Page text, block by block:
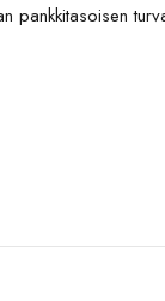
pankkitasoisen